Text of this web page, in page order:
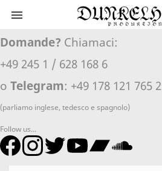

Domande? Chiamaci:
+49 245 1 / 628 168 6
o Telegram: +49 178 121 765 2
(parliamo inglese, tedesco e spagnolo)
Follow us...